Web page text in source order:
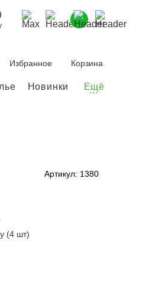
Избранное Корзина
Новинки Ещё
...
Артикул: 1380
(4 шт)